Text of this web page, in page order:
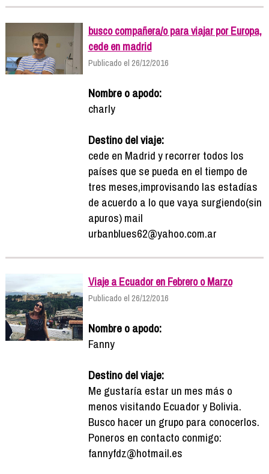
busco compañera/o para viajar por Europa,
cede en madrid
Publicado el 26/12/2016
Nombre o apodo:
charly
Destino del viaje:
cede en Madrid y recorrer todos los
países que se pueda en el tiempo de
tres meses,improvisando las estadías
de acuerdo a lo que vaya surgiendo(sin
apuros) mail
urbanblues62@yahoo.com.ar
Viaje a Ecuador en Febrero o Marzo
Publicado el 26/12/2016
Nombre o apodo:
Fanny
Destino del viaje:
Me gustaría estar un mes más o
menos visitando Ecuador y Bolivia.
Busco hacer un grupo para conocerlos.
Poneros en contacto conmigo:
fannyfdz@hotmail.es